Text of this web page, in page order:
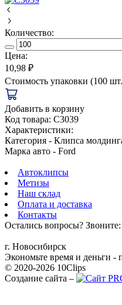
Количество:
Цена:
10,98 ₽
Стоимость упаковки (100
Добавить в корзину
Код товара: C3039
Характеристики:
Категория - Клипса
Марка авто - Ford
Автоклипсы
Метизы
Наш склад
Оплата и доставка
Контакты
Остались вопросы? Звоните:
г. Новосибирск
Экономьте время и деньги -
© 2020-2026 10Clips
Создание сайта –